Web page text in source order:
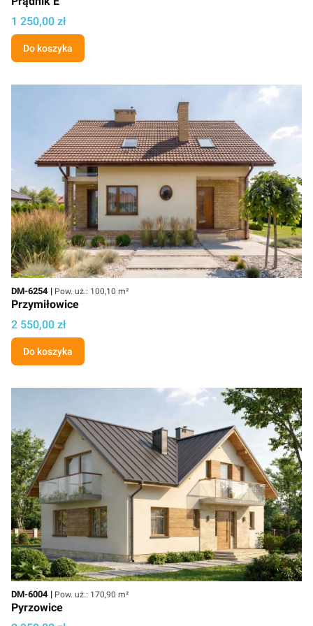
Cena projektu
1 250,00 zł
Do koszyka
Kod
DM-6254 Powierzchnia użytkowa
Pow. uż.: 100,10 m²
Przymiłowice
Cena
2 550,00 zł
Do koszyka
Kod
DM-6004 Powierzchnia użytkowa
Pow. uż.: 170,90 m²
Pyrzowice